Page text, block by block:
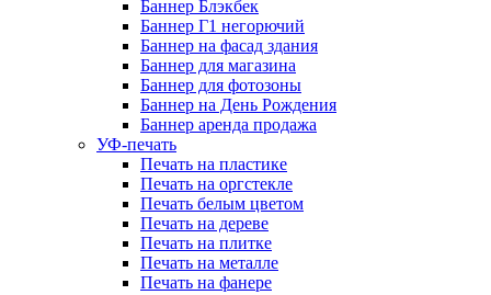
Баннер Блэкбек
Баннер Г1 негорючий
Баннер на фасад здания
Баннер для магазина
Баннер для фотозоны
Баннер на День Рождения
Баннер аренда продажа
УФ-печать
Печать на пластике
Печать на оргстекле
Печать белым цветом
Печать на дереве
Печать на плитке
Печать на металле
Печать на фанере